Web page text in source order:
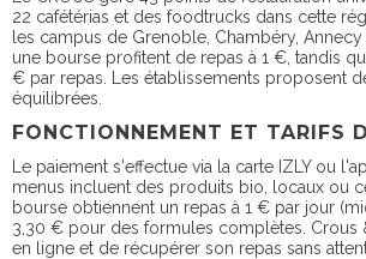
22 cafétérias et des foodtrucks dans cette
les campus de Grenoble, Chambéry,
une bourse profitent de repas à 1 €, tandis
€ par repas. Les établissements proposent
équilibrées.
FONCTIONNEMENT ET TARIFS
Le paiement s'effectue via la carte IZLY ou
menus incluent des produits bio, locaux ou
bourse obtiennent un repas à 1 € par jour
3,30 € pour des formules complètes.
en ligne et de récupérer son repas sans